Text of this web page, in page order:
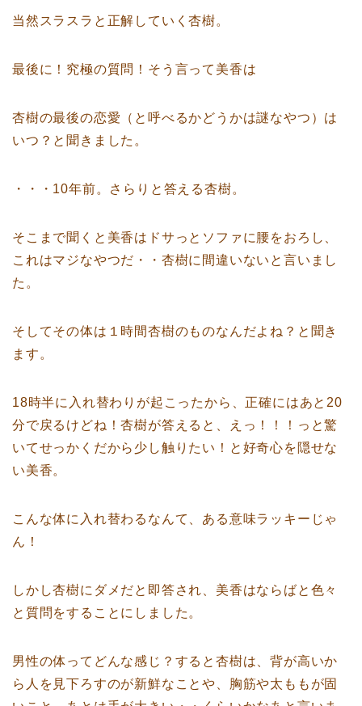
当然スラスラと正解していく杏樹。
最後に！究極の質問！そう言って美香は
杏樹の最後の恋愛（と呼べるかどうかは謎なやつ）は
いつ？と聞きました。
・・・10年前。さらりと答える杏樹。
そこまで聞くと美香はドサっとソファに腰をおろし、
これはマジなやつだ・・杏樹に間違いないと言いまし
た。
そしてその体は１時間杏樹のものなんだよね？と聞き
ます。
18時半に入れ替わりが起こったから、正確にはあと20
分で戻るけどね！杏樹が答えると、えっ！！！っと驚
いてせっかくだから少し触りたい！と好奇心を隠せな
い美香。
こんな体に入れ替わるなんて、ある意味ラッキーじゃ
ん！
しかし杏樹にダメだと即答され、美香はならばと色々
と質問をすることにしました。
男性の体ってどんな感じ？すると杏樹は、背が高いか
ら人を見下ろすのが新鮮なことや、胸筋や太ももが固